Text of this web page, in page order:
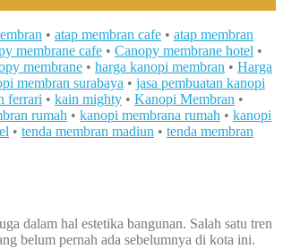
• atap membran cafe • atap membran
membrane cafe • Canopy membrane hotel •
membrane • harga kanopi membran • Harga
membran surabaya • jasa pembuatan kanopi
ferrari • kain mighty • Kanopi Membran •
rumah • kanopi membrana rumah • kanopi
• tenda membran madiun • tenda membran
dalam hal estetika bangunan. Salah satu tren
belum pernah ada sebelumnya di kota ini.